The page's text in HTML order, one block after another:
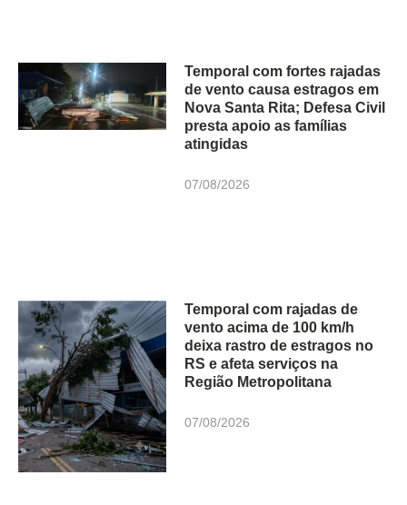
Temporal com fortes rajadas
de vento causa estragos em
Nova Santa Rita; Defesa Civil
presta apoio as famílias
atingidas
07/08/2026
Temporal com rajadas de
vento acima de 100 km/h
deixa rastro de estragos no
RS e afeta serviços na
Região Metropolitana
07/08/2026